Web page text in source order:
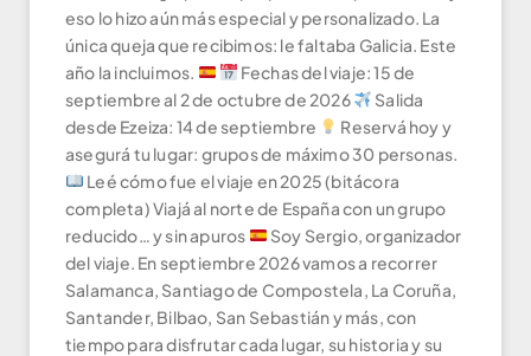
eso lo hizo aún más especial y personalizado. La
única queja que recibimos: le faltaba Galicia. Este
año la incluimos.
Fechas del viaje: 15 de
septiembre al 2 de octubre de 2026
Salida
desde Ezeiza: 14 de septiembre
Reservá hoy y
asegurá tu lugar: grupos de máximo 30 personas.
Leé cómo fue el viaje en 2025 (bitácora
completa) Viajá al norte de España con un grupo
reducido… y sin apuros
Soy Sergio, organizador
del viaje. En septiembre 2026 vamos a recorrer
Salamanca, Santiago de Compostela, La Coruña,
Santander, Bilbao, San Sebastián y más, con
tiempo para disfrutar cada lugar, su historia y su